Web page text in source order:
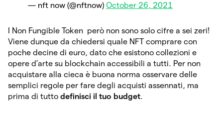
— nft now (@nftnow) October 26, 2021
I Non Fungible Token però non sono solo cifre a sei zeri!
Viene dunque da chiedersi quale NFT comprare con
poche decine di euro, dato che esistono collezioni e
opere d’arte su blockchain accessibili a tutti. Per non
acquistare alla cieca è buona norma osservare delle
semplici regole per fare degli acquisti assennati, ma
prima di tutto definisci il tuo budget.